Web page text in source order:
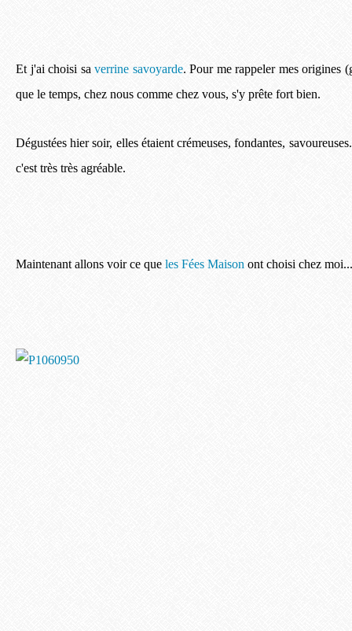
Et j'ai choisi sa verrine savoyarde. Pour me rappeler mes origines
que le temps, chez nous comme chez vous, s'y prête fort bien.
Dégustées hier soir, elles étaient crémeuses, fondantes,
c'est très très agréable.
Maintenant allons voir ce que les Fées Maison ont choisi chez moi...